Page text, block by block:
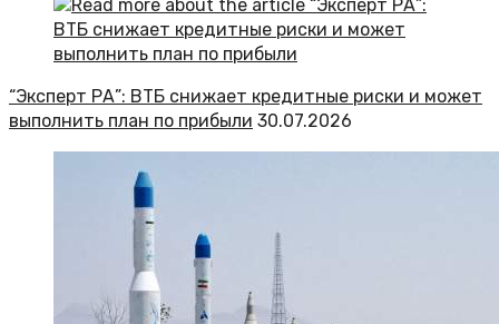
“Эксперт РА”: ВТБ снижает кредитные риски и может
выполнить план по прибыли 30.07.2026